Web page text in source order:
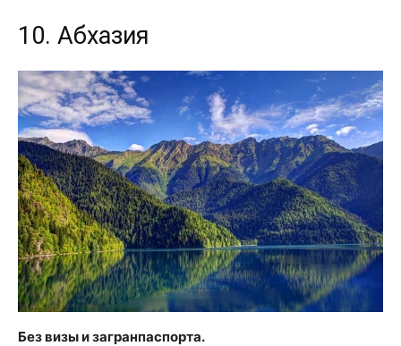
10. Абхазия
Без визы и загранпаспорта.